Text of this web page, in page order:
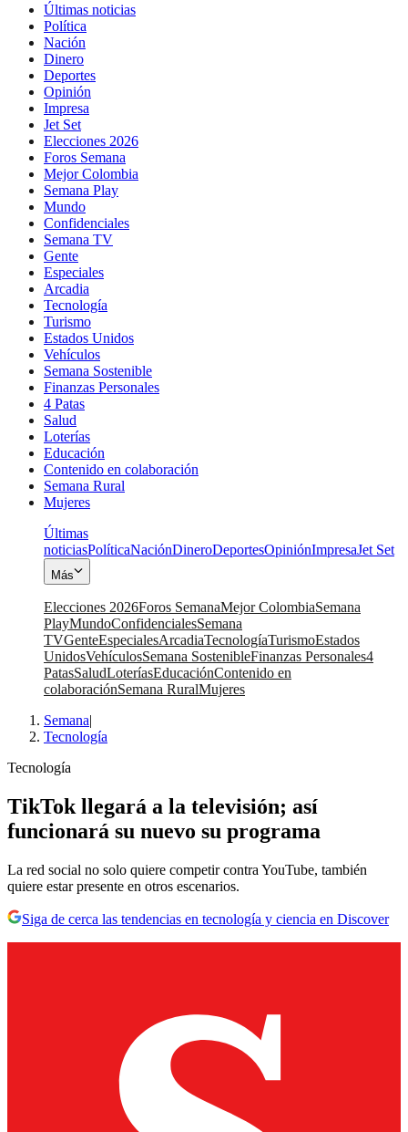
Últimas noticias
Política
Nación
Dinero
Deportes
Opinión
Impresa
Jet Set
Elecciones 2026
Foros Semana
Mejor Colombia
Semana Play
Mundo
Confidenciales
Semana TV
Gente
Especiales
Arcadia
Tecnología
Turismo
Estados Unidos
Vehículos
Semana Sostenible
Finanzas Personales
4 Patas
Salud
Loterías
Educación
Contenido en colaboración
Semana Rural
Mujeres
Últimas
noticiasPolíticaNaciónDineroDeportesOpiniónImpresaJet Set
Más
Elecciones 2026Foros SemanaMejor ColombiaSemana
PlayMundoConfidencialesSemana
TVGenteEspecialesArcadiaTecnologíaTurismoEstados
UnidosVehículosSemana SostenibleFinanzas Personales4
PatasSaludLoteríasEducaciónContenido en
colaboraciónSemana RuralMujeres
Semana|
Tecnología
Tecnología
TikTok llegará a la televisión; así
funcionará su nuevo su programa
La red social no solo quiere competir contra YouTube, también
quiere estar presente en otros escenarios.
Siga de cerca las tendencias en tecnología y ciencia en Discover